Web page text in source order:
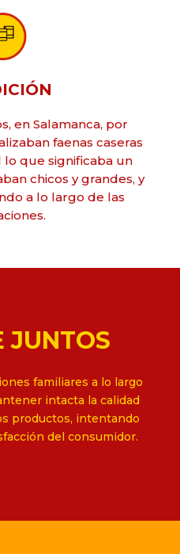
en Salamanca, por
faenas caseras
lo que significaba un
chicos y grandes, y
a lo largo de las
JUNTOS
familiares a lo largo
intacta la calidad
productos, intentando
del consumidor.